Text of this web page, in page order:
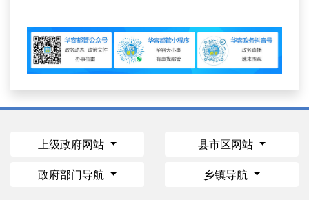
上级政府网站 县市区网站
政府部门导航 乡镇导航